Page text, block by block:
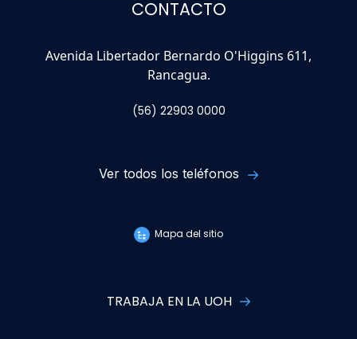
CONTACTO
Avenida Libertador Bernardo O'Higgins 611,
Rancagua.
(56) 22903 0000
Ver todos los teléfonos
Mapa del sitio
TRABAJA EN LA UOH